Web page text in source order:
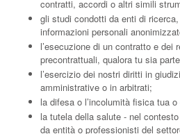
contratti, accordi o altri simili
gli studi condotti da enti di
informazioni personali
l’esecuzione di un contratto e dei
precontrattuali, qualora tu sia
l’esercizio dei nostri diritti in
amministrative o in arbitrati;
la difesa o l’incolumità fisica tua
la tutela della salute - nel
da entità o professionisti del